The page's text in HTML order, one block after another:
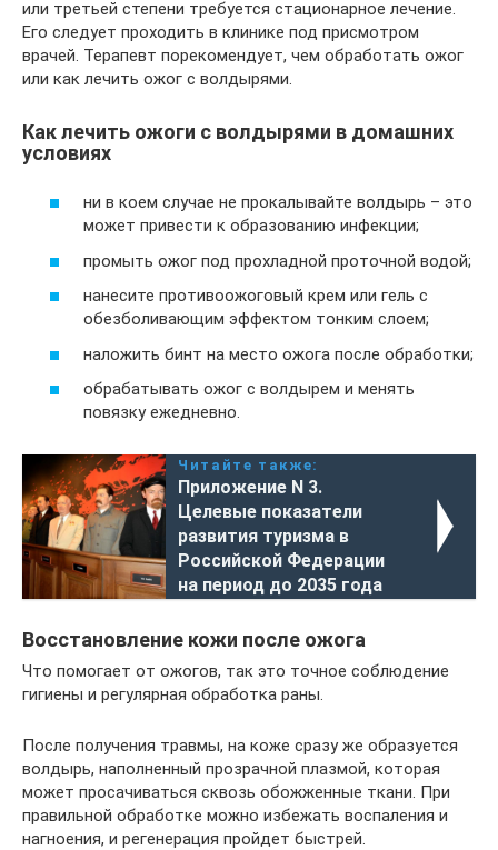
или третьей степени требуется стационарное лечение.
Его следует проходить в клинике под присмотром
врачей. Терапевт порекомендует, чем обработать ожог
или как лечить ожог с волдырями.
Как лечить ожоги с волдырями в домашних
условиях
ни в коем случае не прокалывайте волдырь – это
может привести к образованию инфекции;
промыть ожог под прохладной проточной водой;
нанесите противоожоговый крем или гель с
обезболивающим эффектом тонким слоем;
наложить бинт на место ожога после обработки;
обрабатывать ожог с волдырем и менять
повязку ежедневно.
Читайте также:
Приложение N 3.
Целевые показатели
развития туризма в
Российской Федерации
на период до 2035 года
Восстановление кожи после ожога
Что помогает от ожогов, так это точное соблюдение
гигиены и регулярная обработка раны.
После получения травмы, на коже сразу же образуется
волдырь, наполненный прозрачной плазмой, которая
может просачиваться сквозь обожженные ткани. При
правильной обработке можно избежать воспаления и
нагноения, и регенерация пройдет быстрей.